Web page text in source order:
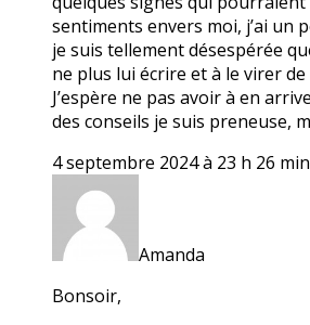
sentiments envers moi, j’ai un
je suis tellement désespérée
ne plus lui écrire et à le virer de
J’espère ne pas avoir à en
des conseils je suis preneuse,
4 septembre 2024 à 23 h 26 min
Amanda
Bonsoir,